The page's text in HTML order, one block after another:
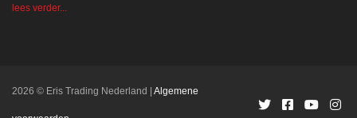
lees verder...
2026 © Eris Trading Nederland Algemene